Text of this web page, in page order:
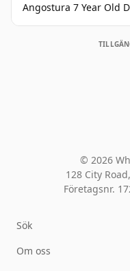
Angostura 7 Year Old
© 2026
128 City
Företagsnr.
Sök
Om oss